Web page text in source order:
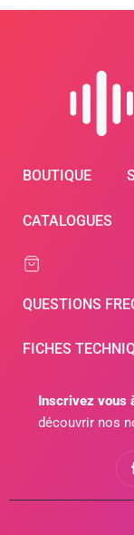
BOUTIQUE
CATALOGUES
QUESTIONS
FICHES
Inscrivez vous
découvrir nos